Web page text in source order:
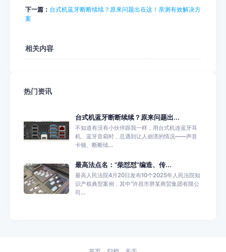
下一篇： 台式机蓝牙断断续续？原来问题出在这！亲测有效解决方
案
相关内容
热门资讯
台式机蓝牙断断续续？原来问题出...
不知道有没有小伙伴跟我一样，用台式机连蓝牙耳
机、蓝牙音箱时，总遇到让人崩溃的情况——声音
卡顿、断断续...
最高法点名：“柴怼怼”编造、传...
最高人民法院4月20日发布10个2025年人民法院知
识产权典型案例，其中“许昌市胖某商贸集团有限公
司...